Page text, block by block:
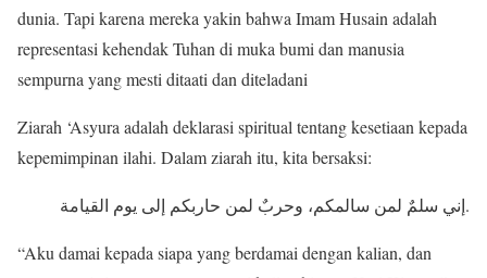
dunia. Tapi karena mereka yakin bahwa Imam Husain adalah
representasi kehendak Tuhan di muka bumi dan manusia
sempurna yang mesti ditaati dan diteladani
Ziarah ‘Asyura adalah deklarasi spiritual tentang kesetiaan kepada
kepemimpinan ilahi. Dalam ziarah itu, kita bersaksi:
إني سلمٌ لمن سالمكم، وحربٌ لمن حاربكم إلى يوم القيامة.
“Aku damai kepada siapa yang berdamai dengan kalian, dan